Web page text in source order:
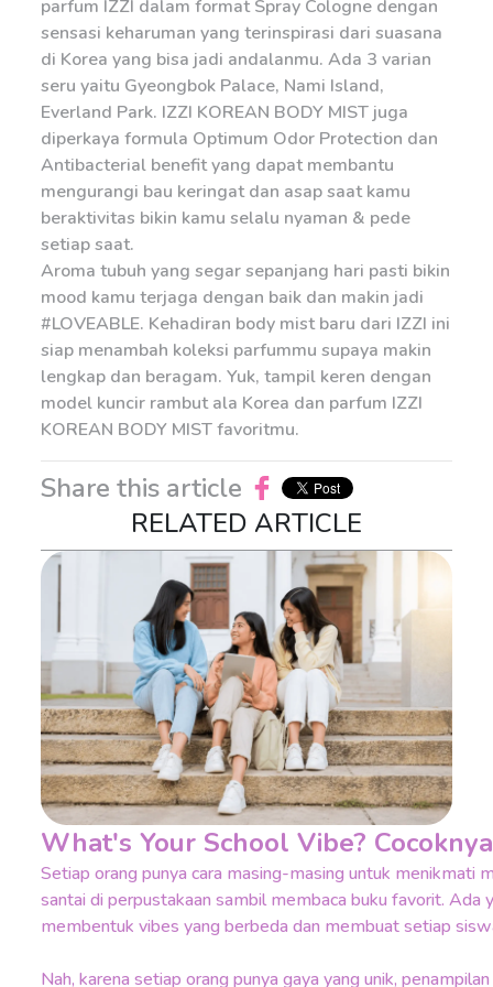
parfum IZZI dalam format Spray Cologne dengan
sensasi keharuman yang terinspirasi dari suasana
di Korea yang bisa jadi andalanmu. Ada 3 varian
seru yaitu Gyeongbok Palace, Nami Island,
Everland Park. IZZI KOREAN BODY MIST juga
diperkaya formula Optimum Odor Protection dan
Antibacterial benefit yang dapat membantu
mengurangi bau keringat dan asap saat kamu
beraktivitas bikin kamu selalu nyaman & pede
setiap saat.
Aroma tubuh yang segar sepanjang hari pasti bikin
mood kamu terjaga dengan baik dan makin jadi
#LOVEABLE. Kehadiran body mist baru dari IZZI ini
siap menambah koleksi parfummu supaya makin
lengkap dan beragam. Yuk, tampil keren dengan
model kuncir rambut ala Korea dan parfum IZZI
KOREAN BODY MIST favoritmu.
Share this article
RELATED ARTICLE
What's Your School Vibe?
Setiap orang punya cara masing-masing untuk menikmati
santai di perpustakaan sambil membaca buku favorit. Ada
membentuk vibes yang berbeda dan membuat setiap
Nah, karena setiap orang punya gaya yang unik,